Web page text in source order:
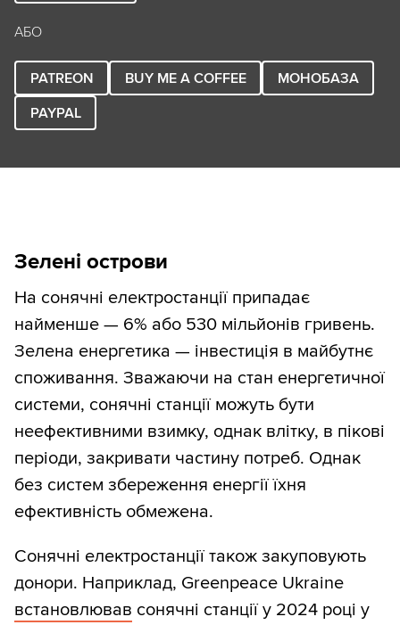
АБО
PATREON BUY ME A COFFEE
МОНОБАЗА
PAYPAL
Зелені острови
На сонячні електростанції припадає
найменше — 6% або 530 мільйонів гривень.
Зелена енергетика — інвестиція в майбутнє
споживання. Зважаючи на стан енергетичної
системи, сонячні станції можуть бути
неефективними взимку, однак влітку, в пікові
періоди, закривати частину потреб. Однак
без систем збереження енергії їхня
ефективність обмежена.
Сонячні електростанції також закуповують
донори. Наприклад, Greenpeace Ukraine
встановлював сонячні станції у 2024 році у